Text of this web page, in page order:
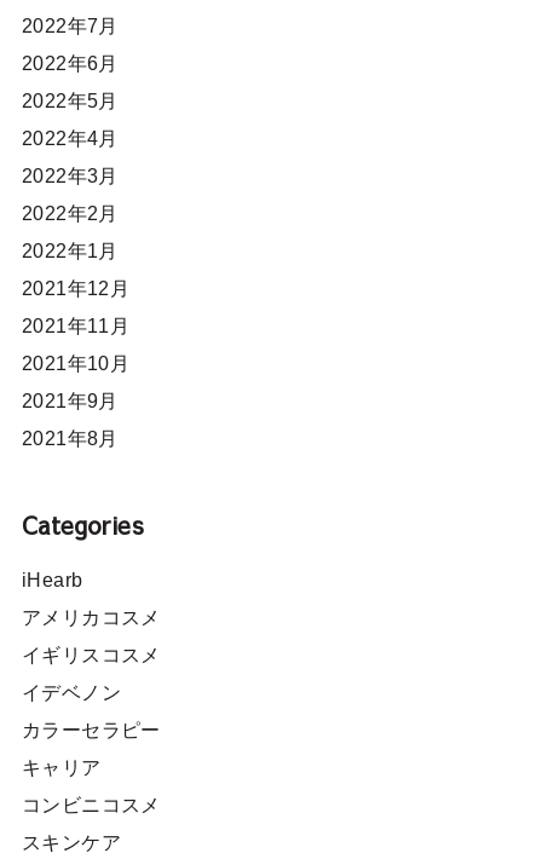
2022年7月
2022年6月
2022年5月
2022年4月
2022年3月
2022年2月
2022年1月
2021年12月
2021年11月
2021年10月
2021年9月
2021年8月
Categories
iHearb
アメリカコスメ
イギリスコスメ
イデベノン
カラーセラピー
キャリア
コンビニコスメ
スキンケア